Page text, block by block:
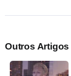
Outros Artigos